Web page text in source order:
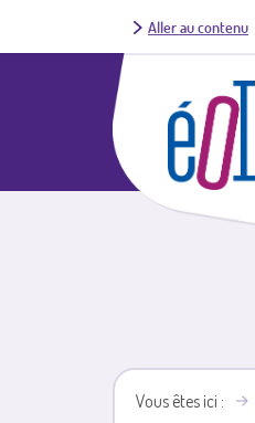
Aller au contenu
Vous êtes ici